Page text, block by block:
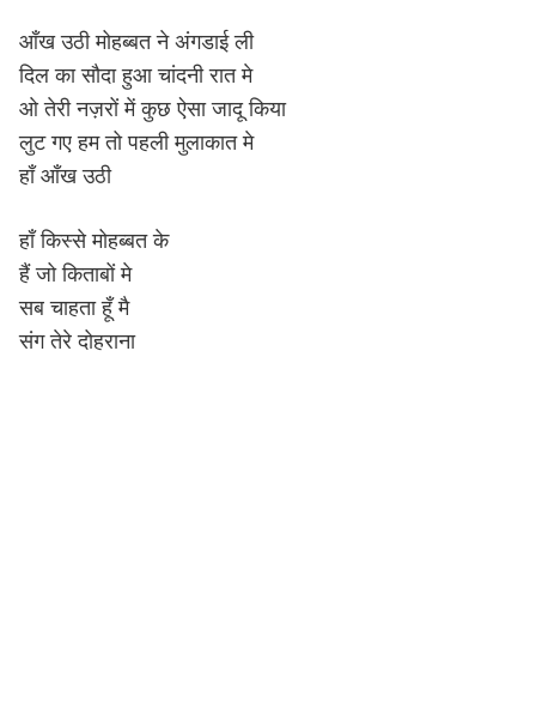
आँख उठी मोहब्बत ने अंगडाई ली
दिल का सौदा हुआ चांदनी रात मे
ओ तेरी नज़रों में कुछ ऐसा जादू किया
लुट गए हम तो पहली मुलाकात मे
हाँ आँख उठी
हाँ किस्से मोहब्बत के
हैं जो किताबों मे
सब चाहता हूँ मै
संग तेरे दोहराना